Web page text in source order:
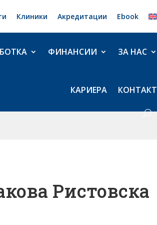
Клиники Акредитации Ebook
ФИНАНСИИ ЗА НАС
КАРИЕРА КОНТАКТ
Ристовска